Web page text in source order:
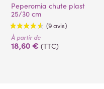
Peperomia chute plast
25/30 cm
À partir de
18,60 € (TTC)